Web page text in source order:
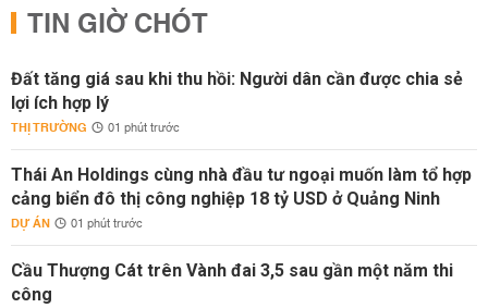
TIN GIỜ CHÓT
Đất tăng giá sau khi thu hồi: Người dân cần được chia sẻ
lợi ích hợp lý
THỊ TRƯỜNG 01 phút trước
Thái An Holdings cùng nhà đầu tư ngoại muốn làm tổ hợp
cảng biển đô thị công nghiệp 18 tỷ USD ở Quảng Ninh
DỰ ÁN 01 phút trước
Cầu Thượng Cát trên Vành đai 3,5 sau gần một năm thi
công